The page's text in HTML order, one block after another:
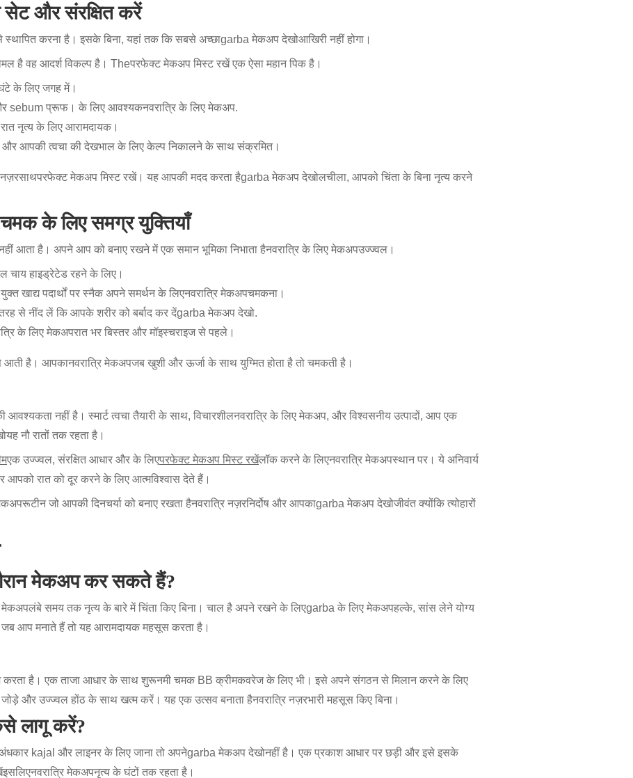
और संरक्षित करें
स्थापित करना है। इसके बिना, यहां तक कि सबसे अच्छाgarba मेकअप देखोआखिरी नहीं होगा।
है वह आदर्श विकल्प है। Theपरफेक्ट मेकअप मिस्ट रखें एक ऐसा महान पिक है।
के लिए जगह में।
sebum प्रूफ। के लिए आवश्यकनवरात्रि के लिए मेकअप.
नृत्य के लिए आरामदायक।
और आपकी त्वचा की देखभाल के लिए केल्प निकालने के साथ संक्रमित।
नज़रसाथपरफेक्ट मेकअप मिस्ट रखें। यह आपकी मदद करता हैgarba मेकअप देखोलचीला, आपको चिंता के बिना नृत्य करने
के लिए समग्र युक्तियाँ
नहीं आता है। अपने आप को बनाए रखने में एक समान भूमिका निभाता हैनवरात्रि के लिए मेकअपउज्ज्वल।
चाय हाइड्रेटेड रहने के लिए।
खाद्य पदार्थों पर स्नैक अपने समर्थन के लिएनवरात्रि मेकअपचमकना।
से नींद लें कि आपके शरीर को बर्बाद कर देंgarba मेकअप देखो.
के लिए मेकअपरात भर बिस्तर और मॉइस्चराइज से पहले।
आती है। आपकानवरात्रि मेकअपजब खुशी और ऊर्जा के साथ युग्मित होता है तो चमकती है।
आवश्यकता नहीं है। स्मार्ट त्वचा तैयारी के साथ, विचारशीलनवरात्रि के लिए मेकअप, और विश्वसनीय उत्पादों, आप एक
यह नौ रातों तक रहता है।
एक उज्ज्वल, संरक्षित आधार और के लिएपरफेक्ट मेकअप मिस्ट रखेंलॉक करने के लिएनवरात्रि मेकअपस्थान पर। ये अनिवार्य
आपको रात को दूर करने के लिए आत्मविश्वास देते हैं।
रूटीन जो आपकी दिनचर्या को बनाए रखता हैनवरात्रि नज़रनिर्दोष और आपकाgarba मेकअप देखोजीवंत क्योंकि त्योहारों
मेकअप कर सकते हैं?
मेकअपलंबे समय तक नृत्य के बारे में चिंता किए बिना। चाल है अपने रखने के लिएgarba के लिए मेकअपहल्के, सांस लेने योग्य
आप मनाते हैं तो यह आरामदायक महसूस करता है।
करता है। एक ताजा आधार के साथ शुरूनमी चमक BB क्रीमकवरेज के लिए भी। इसे अपने संगठन से मिलान करने के लिए
और उज्ज्वल होंठ के साथ खत्म करें। यह एक उत्सव बनाता हैनवरात्रि नज़रभारी महसूस किए बिना।
लागू करें?
kajal और लाइनर के लिए जाना तो अपनेgarba मेकअप देखोनहीं है। एक प्रकाश आधार पर छड़ी और इसे इसके
इसलिएनवरात्रि मेकअपनृत्य के घंटों तक रहता है।